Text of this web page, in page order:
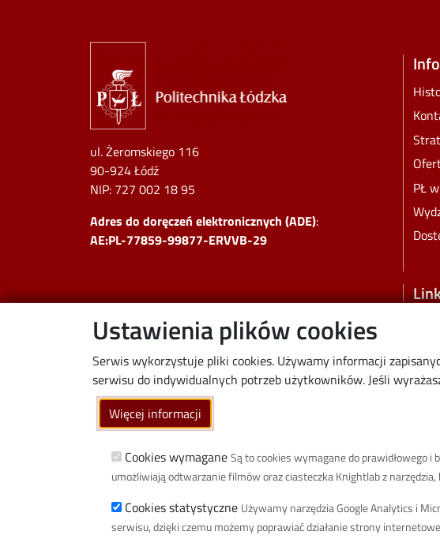
Ustawienia plików cookies
Serwis wykorzystuje pliki cookies. Używamy informacji
serwisu do indywidualnych potrzeb użytkowników. Jeśli
Więcej informacji
Cookies wymaganeSą to cookies wymagane do prawidłowego i
umożliwiają odtwarzanie filmów oraz ciasteczka Knightlab z
Cookies statystyczne Używamy narzędzia Google Analytics i
serwisu, dzięki czemu możemy poprawiać działanie strony
ul. Żeromskiego 116
90-924 Łódź
NIP: 727 002 18 95
Adres do doręczeń elektronicznych (ADE):
AE:PL-77859-99877-ERVVB-29
PŁ